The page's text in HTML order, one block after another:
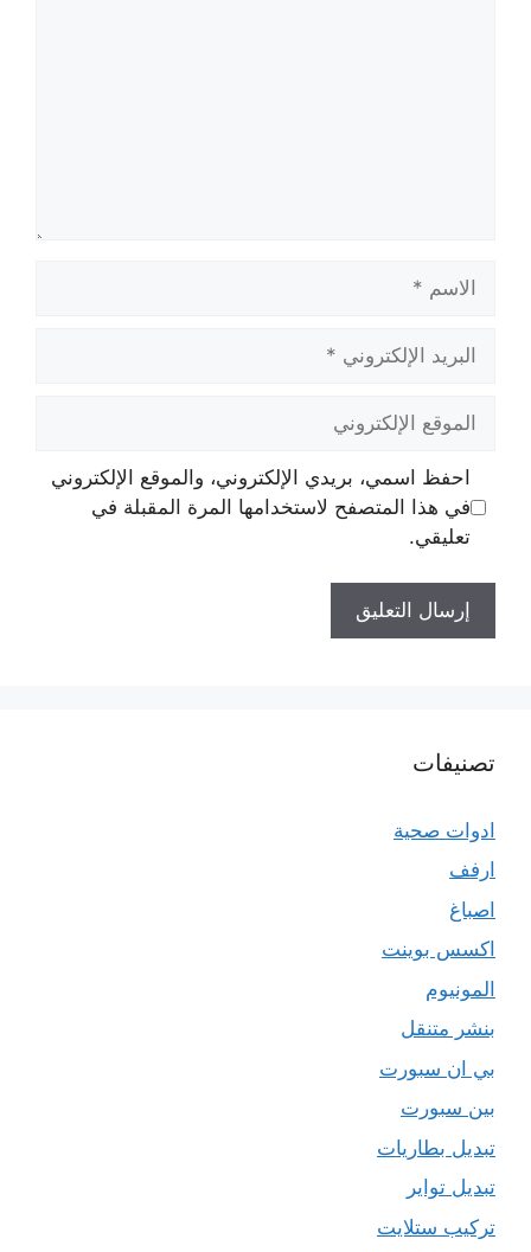
الاسم
البريد
الإلكتروني
الموقع
الإلكتروني
احفظ اسمي، بريدي الإلكتروني، والموقع الإلكتروني
في هذا المتصفح لاستخدامها المرة المقبلة في
تعليقي.
تصنيفات
ادوات صحية
ارفف
اصباغ
اكسس بوينت
المونيوم
بنشر متنقل
بي ان سبورت
بين سبورت
تبديل بطاريات
تبديل تواير
تركيب ستلايت